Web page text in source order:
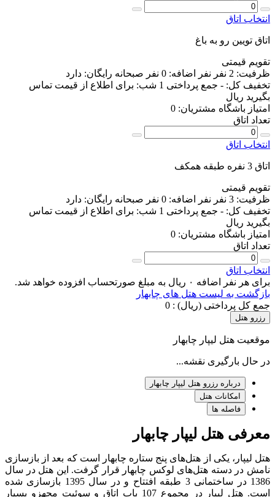
انتخاب اتاق
اتاق تویین رو به باغ
تقویم قیمتی
ظرفیت: 2 نفر نفر اضافه: 0 نفر صبحانه رایگان: دارد
تخفیف کل: - جمع پرداختی 1 شب:
برای اطلاع از قیمت تماس
بگیرید ریال
امتیاز باشگاه مشتریان: 0
تعداد اتاق
انتخاب اتاق
اتاق 3 نفره طبقه همکف
تقویم قیمتی
ظرفیت: 3 نفر نفر اضافه: 0 نفر صبحانه رایگان: دارد
تخفیف کل: - جمع پرداختی 1 شب:
برای اطلاع از قیمت تماس
بگیرید ریال
امتیاز باشگاه مشتریان: 0
تعداد اتاق
انتخاب اتاق
برای هر نفر اضافه ۰ ریال به مبلغ صورتحساب افزوده خواهد شد.
بازگشت به لیست هتل های چابهار
جمع کل پرداختی (ریال) : 0
رزرو هتل
موقعیت هتل لیپار چابهار
در حال بارگیری نقشه...
درباره رزرو هتل لیپار چابهار
امکانات هتل
فاصله ها
معرفی هتل لیپار چابهار
هتل لیپار،‌ یکی از هتل‌های پنج ستاره چابهار است که بعد از بازسازی
نامش در دسته هتل‌های لوکس چابهار قرار گرفت. این هتل در سال
1386 در ساختمانی 3 طبقه‌ افتتاح و در سال 1395 بازسازی شده
است. هتل لیپار در مجموع 107 باب اتاق و سوئیت مجهزو بسیار